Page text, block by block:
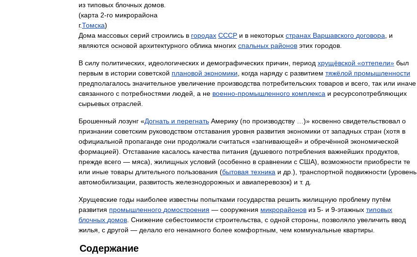
из типовых блочных домов
(карта 2-го микрорайона
г.Томска)
Дома массовых серий строились в городах СССР и в некоторых странах Варшавского договора
и
являются основой архитектурного облика многих спальныx районов этих городов
В силу политических идеологических и демографических причин период хрущёвской «оттепели» был
первым в истории советской плановой экономики когда наряду с развитием тяжёлой промышленности
предполагалось значительное увеличение производства потребительских товаров и всего так или иначе
связанного с потребностями людей а не военно-промышленного комплекса и ресурсопотребляющих
сырьевых отраслей
Брошенный лозунг «Догнать и перегнать Америку (по производству …)» косвенно свидетельствовал о
признании советским руководством отставания уровня развития экономики от западных стран (хотя в
официальной пропаганде они продолжали считаться «загнивающей» и обречённой экономической
формацией). Отставание касалось качества питания (душевого потребления важнейших продуктов
прежде всего — мяса), жилищных условий (особенно в сравнении с США), возможности приобрести те
или иные товары длительного пользования (бытовая техника и др .), транспортной подвижности (уровень
автомобилизации
развитость железнодорожных и авиаперевозок) и т. д
Хрущевские годы наиболее известны попытками государства решить жилищную проблему путём
развития промышленного домостроения — сооружения микрорайонов из 5- и 9-этажных типовых
блочных домов Снижение себестоимости строительства с одной стороны позволяло увеличить ввод
жилья с другой — делало его ненамного более комфортным чем коммунальные квартиры
Содержание